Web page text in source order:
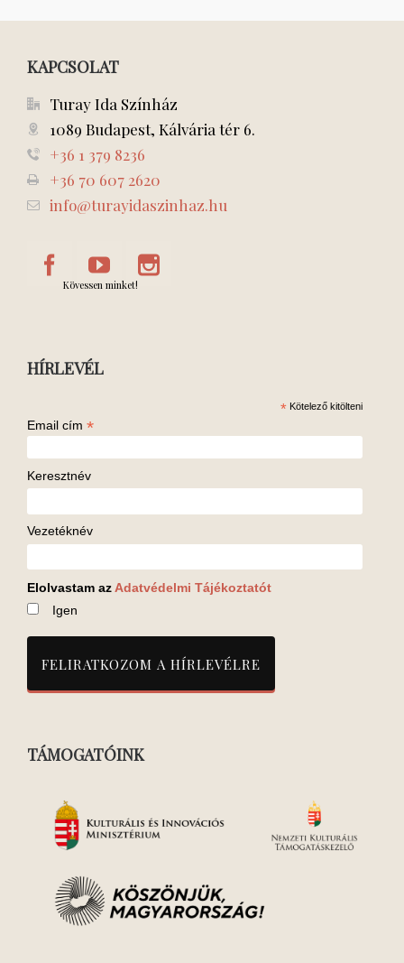
KAPCSOLAT
Turay Ida Színház
1089 Budapest, Kálvária tér 6.
+36 1 379 8236
+36 70 607 2620
info@turayidaszinhaz.hu
Kövessen minket!
HÍRLEVÉL
* Kötelező kitölteni
Email cím *
Keresztnév
Vezetéknév
Elolvastam az Adatvédelmi Tájékoztatót
Igen
TÁMOGATÓINK